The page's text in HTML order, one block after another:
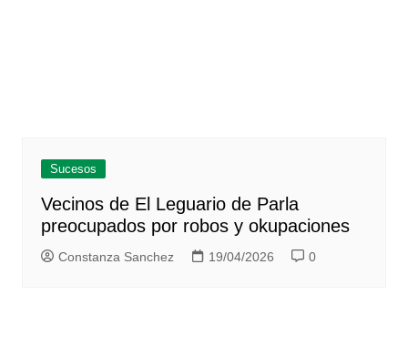
Sucesos
Vecinos de El Leguario de Parla
preocupados por robos y okupaciones
Constanza Sanchez 19/04/2026 0